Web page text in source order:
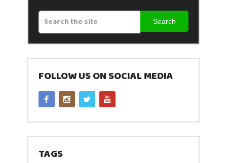
Search
FOLLOW US ON SOCIAL MEDIA
TAGS